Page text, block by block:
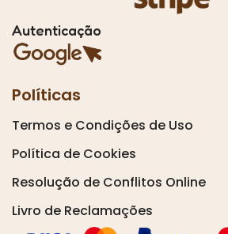
Autenticação
Políticas
Termos e Condições de Uso
Política de Cookies
Resolução de Conflitos Online
Livro de Reclamações